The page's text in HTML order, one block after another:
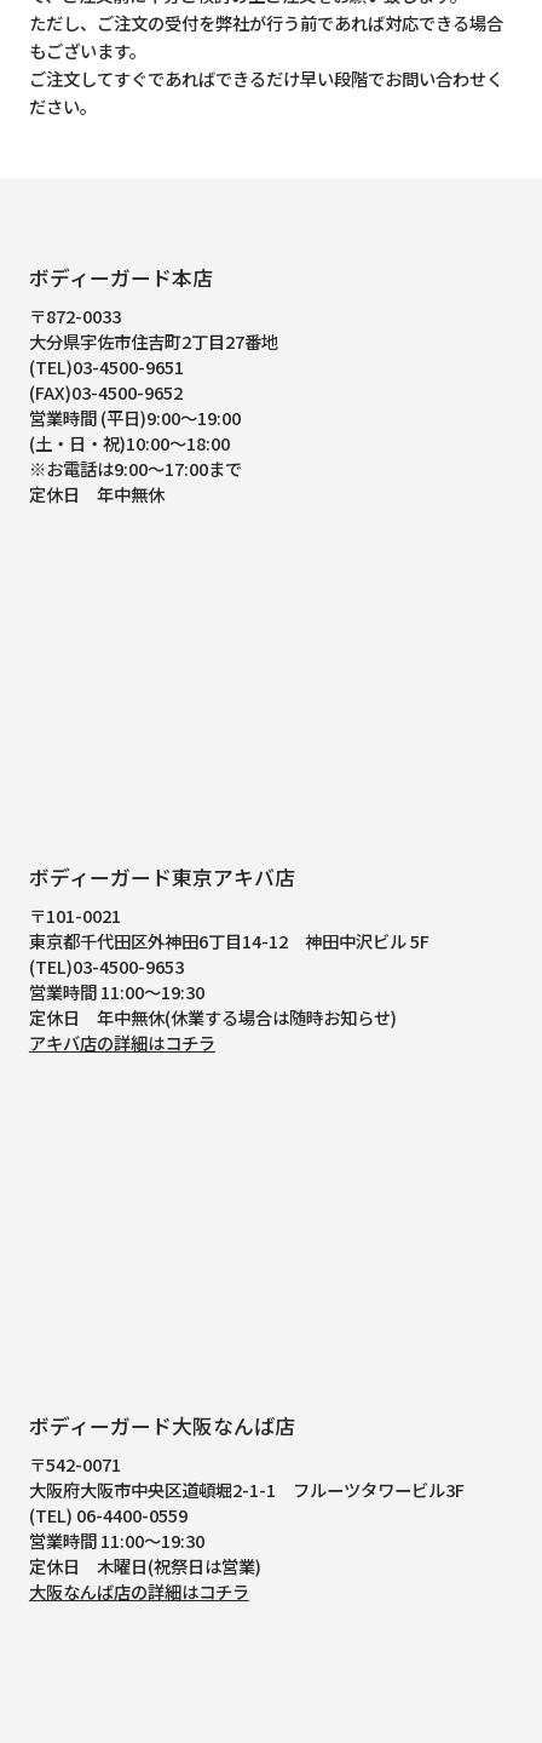
ただし、ご注文の受付を弊社が行う前であれば対応できる場合
もございます。
ご注文してすぐであればできるだけ早い段階でお問い合わせく
ださい。
ボディーガード本店
〒872-0033
大分県宇佐市住吉町2丁目27番地
(TEL)03-4500-9651
(FAX)03-4500-9652
営業時間 (平日)9:00～19:00
(土・日・祝)10:00～18:00
※お電話は9:00～17:00まで
定休日 年中無休
ボディーガード東京アキバ店
〒101-0021
東京都千代田区外神田6丁目14-12 神田中沢ビル 5F
(TEL)03-4500-9653
営業時間 11:00～19:30
定休日 年中無休(休業する場合は随時お知らせ)
アキバ店の詳細はコチラ
ボディーガード大阪なんば店
〒542-0071
大阪府大阪市中央区道頓堀2-1-1
フルーツタワービル3F
(TEL) 06-4400-0559
営業時間 11:00～19:30
定休日 木曜日(祝祭日は営業)
大阪なんば店の詳細はコチラ